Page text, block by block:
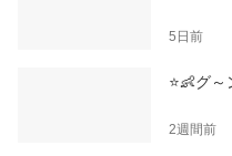
5日前
⭐👶グ
2週間前